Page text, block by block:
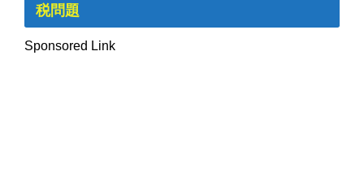
税問題
Sponsored Link